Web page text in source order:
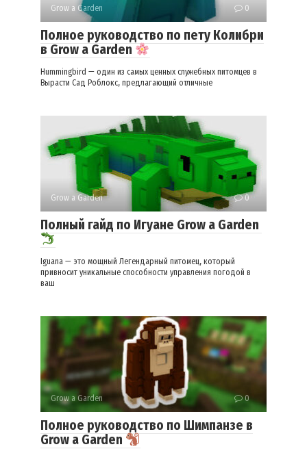
Grow a Garden 0
Полное руководство по пету Колибри
в Grow a Garden
Hummingbird — один из самых ценных служебных питомцев в
Вырасти Сад Роблокс, предлагающий отличные
Grow a Garden 0
Полный гайд по Игуане Grow a Garden
Iguana — это мощный Легендарный питомец, который
привносит уникальные способности управления погодой в
ваш
Grow a Garden 0
Полное руководство по Шимпанзе в
Grow a Garden